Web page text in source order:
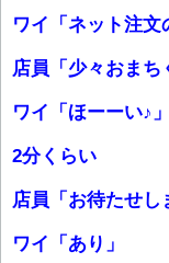
ワイ「ネット注文
店員「少々おまち
ワイ「ほーーい♪」
2分くらい
店員「お待たせし
ワイ「あり」